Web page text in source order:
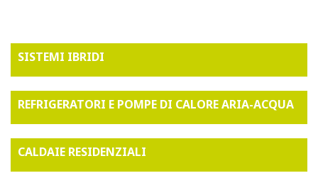
SISTEMI IBRIDI
REFRIGERATORI E POMPE DI CALORE ARIA-ACQUA
CALDAIE RESIDENZIALI